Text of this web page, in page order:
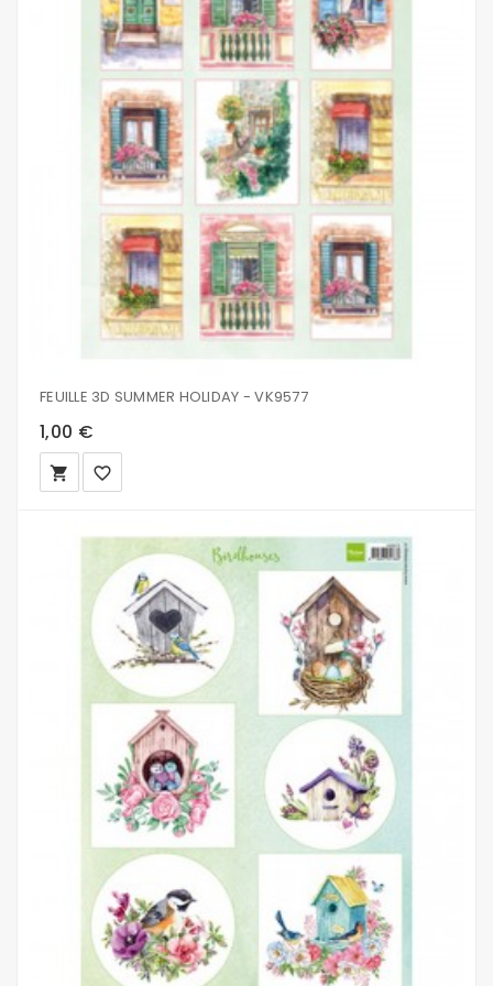
FEUILLE 3D SUMMER HOLIDAY - VK9577
1,00 €
local_grocery_store favorite_border